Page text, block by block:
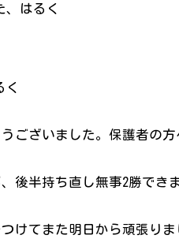
はるく
いち、はるく
ございました。保護者の
後半持ち直し無事2勝でき
けてまた明日から頑張りま